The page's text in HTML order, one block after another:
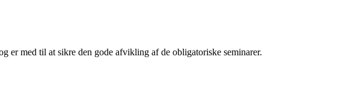
med til at sikre den gode afvikling af de obligatoriske seminarer.